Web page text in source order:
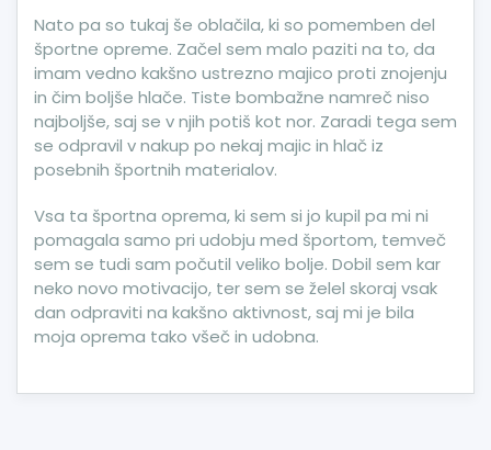
Nato pa so tukaj še oblačila, ki so pomemben del
športne opreme. Začel sem malo paziti na to, da
imam vedno kakšno ustrezno majico proti znojenju
in čim boljše hlače. Tiste bombažne namreč niso
najboljše, saj se v njih potiš kot nor. Zaradi tega sem
se odpravil v nakup po nekaj majic in hlač iz
posebnih športnih materialov.
Vsa ta športna oprema, ki sem si jo kupil pa mi ni
pomagala samo pri udobju med športom, temveč
sem se tudi sam počutil veliko bolje. Dobil sem kar
neko novo motivacijo, ter sem se želel skoraj vsak
dan odpraviti na kakšno aktivnost, saj mi je bila
moja oprema tako všeč in udobna.